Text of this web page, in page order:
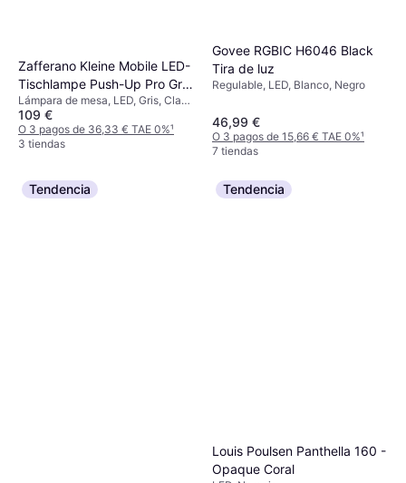
Zafferano Kleine Mobile LED-
Tischlampe Push-Up Pro Gris
Oscuro Lámpara de mesa
Lámpara de mesa, LED, Gris, Clase
IP: IP20
109 €
O 3 pagos de 36,33 € TAE 0%¹
3 tiendas
Govee RGBIC H6046 Black
Tira de luz
Regulable, LED, Blanco, Negro
46,99 €
O 3 pagos de 15,66 € TAE 0%¹
7 tiendas
Tendencia Tendencia
Louis Poulsen Panthella 160 -
Opaque Coral